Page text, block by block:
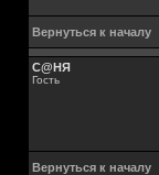
Вернуться к началу
С@НЯ
Гость
Вернуться к началу